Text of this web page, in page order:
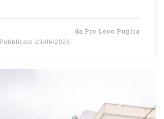
da Pro Loco Puglia
Pubblicato 23/06/2026